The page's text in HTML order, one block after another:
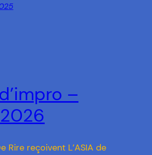
–
Rire reçoivent L’ASIA de